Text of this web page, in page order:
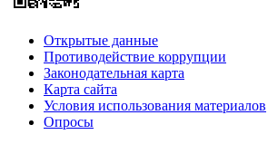
Открытые данные
Противодействие коррупции
Законодательная карта
Карта сайта
Условия использования материалов
Опросы